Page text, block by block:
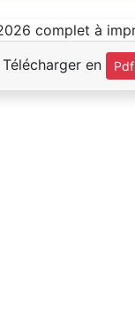
Télécharger en Pdf